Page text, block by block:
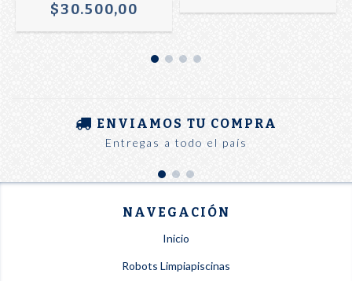
$30.500,00
ENVIAMOS TU COMPRA
Entregas a todo el país
NAVEGACIÓN
Inicio
Robots Limpiapiscinas